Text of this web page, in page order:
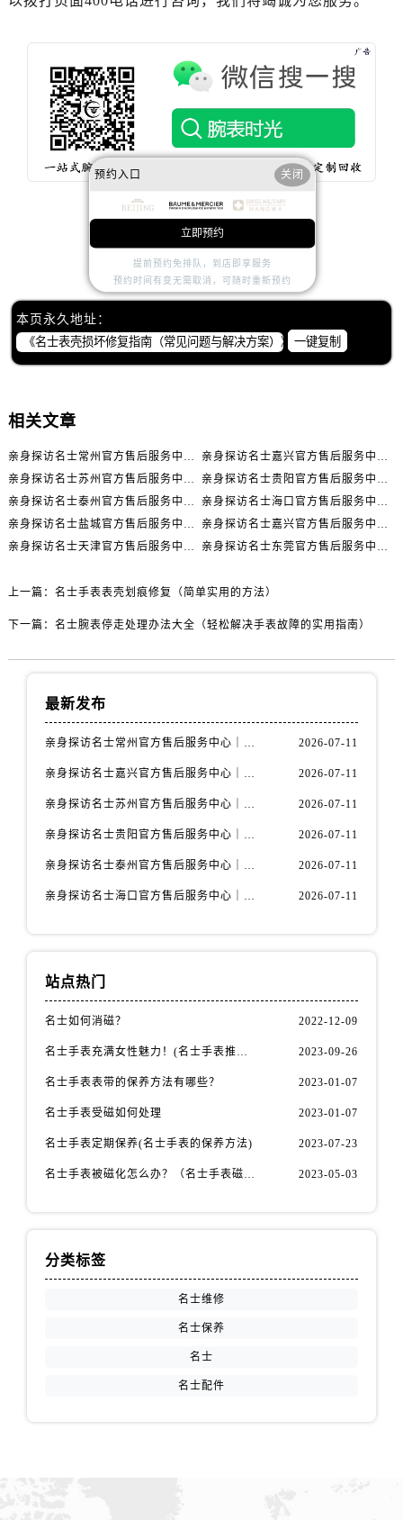
内蒙古自治区鄂尔多斯市东胜区伊金霍洛街名士售后服务中心（需提前预约）
内蒙古自治区通辽市科尔沁区明仁大街名士售后服务中心（需提前预约）
山西省大同市平城区迎宾街名士售后服务中心（需提前预约）
天津市和平区赤峰道136号天津国际金融中心26层2603室名士售后服务中心（需提前预约）
安徽省安庆市迎江区人民路名士售后服务中心（需提前预约）
安徽省淮南市田家庵区国庆中路名士售后服务中心（需提前预约）
江苏省常州市新北区龙锦路1590号现代传媒中心5号楼10层1008室名士售后服务中心（需提前预约）
江苏省泰州市海陵区永定东路399号置地商务中心东塔（华润万象城）17层1706室名士售后服务中心（需提前预约）
江苏省扬州市邗江区国展路29号星耀天地写字楼1号楼18层1803室名士售后服务中心（需提前预约）
赞一下 去提问
本页永久地址：
一键复制
相关文章
亲身探访名士常州官方售后服务中心｜全新官方服务电话与地址（2026年7月最新）
亲身探访名士嘉兴官方售后服务中心｜全新地址和售后电话（2026年7月最新）
亲身探访名士苏州官方售后服务中心｜服务热线与门店详细地址（2026年7月最新）
亲身探访名士贵阳官方售后服务中心｜网点地址与电话（2026年7月最新）
亲身探访名士泰州官方售后服务中心｜最新网点地址及热线（2026年7月最新）
亲身探访名士海口官方售后服务中心｜全部地址与售后电话（2026年7月最新）
亲身探访名士盐城官方售后服务中心｜完整地址与联系电话（2026年7月最新）
亲身探访名士嘉兴官方售后服务中心｜全新维修门店地址及电话（2026年7月最新）
亲身探访名士天津官方售后服务中心｜网点地址及售后热线（2026年7月最新）
亲身探访名士东莞官方售后服务中心｜最新电话和维修地址（2026年7月最新）
上一篇： 名士手表表壳划痕修复（简单实用的方法）
下一篇： 名士腕表停走处理办法大全（轻松解决手表故障的实用指南）
最新发布
亲身探访名士常州官方售后服务中心｜全新官方服务电话与地址（2026年7月最新） 2026-07-11
亲身探访名士嘉兴官方售后服务中心｜全新地址和售后电话（2026年7月最新） 2026-07-11
亲身探访名士苏州官方售后服务中心｜服务热线与门店详细地址（2026年7月最新） 2026-07-11
亲身探访名士贵阳官方售后服务中心｜网点地址与电话（2026年7月最新） 2026-07-11
亲身探访名士泰州官方售后服务中心｜最新网点地址及热线（2026年7月最新） 2026-07-11
亲身探访名士海口官方售后服务中心｜全部地址与售后电话（2026年7月最新） 2026-07-11
站点热门
名士如何消磁？ 2022-12-09
名士手表充满女性魅力！(名士手表推荐！) 2023-09-26
名士手表表带的保养方法有哪些？ 2023-01-07
名士手表受磁如何处理 2023-01-07
名士手表定期保养(名士手表的保养方法) 2023-07-23
名士手表被磁化怎么办？（名士手表磁化处理方法） 2023-05-03
分类标签
名士维修
名士保养
名士
名士配件
预约入口 关闭
立即预约
提前预约免排队，到店即享服务
预约时间有变无需取消，可随时重新预约